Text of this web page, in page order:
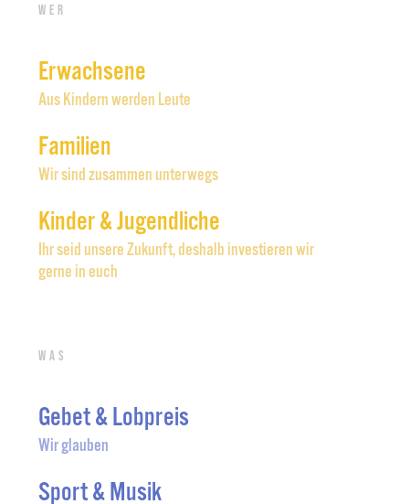
Wer
Erwachsene
Aus Kindern werden Leute
Familien
Wir sind zusammen unterwegs
Kinder & Jugendliche
Ihr seid unsere Zukunft, deshalb investieren wir
gerne in euch
Was
Gebet & Lobpreis
Wir glauben
Sport & Musik